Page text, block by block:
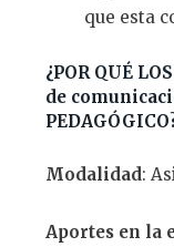
que esta
¿POR QUÉ
de comunicaci
PEDAGÓ
Modalidad:
Aportes en la